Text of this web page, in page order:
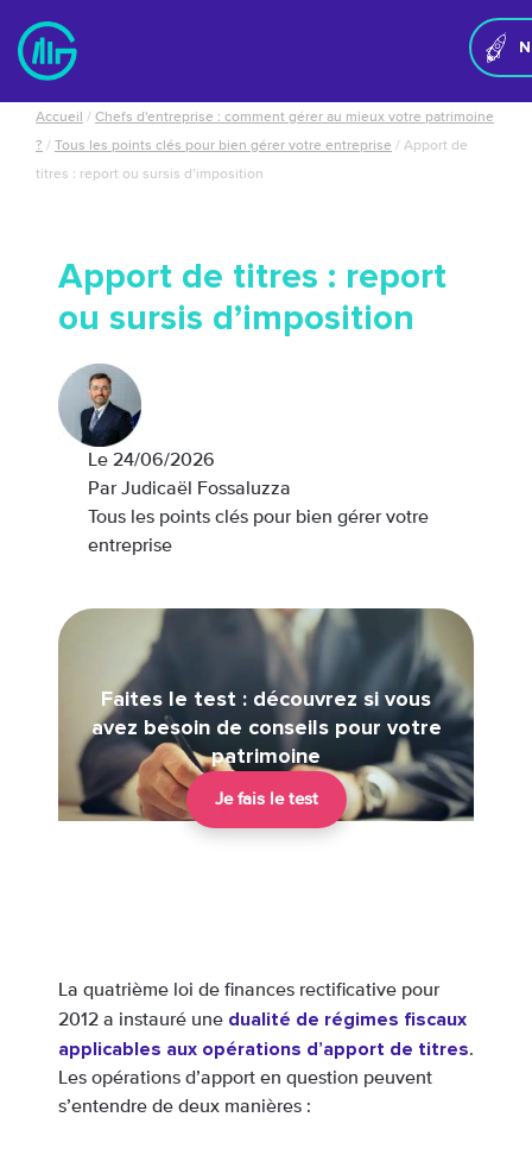
Accueil / Chefs d'entreprise : comment gérer au mieux votre patrimoine
? / Tous les points clés pour bien gérer votre entreprise / Apport de
titres : report ou sursis d’imposition
Apport de titres : report
ou sursis d’imposition
Le 24/06/2026
Par Judicaël Fossaluzza
Tous les points clés pour bien gérer votre
entreprise
Faites le test : découvrez si vous
avez besoin de conseils pour votre
patrimoine
Je fais le test
La quatrième loi de finances rectificative pour
2012 a instauré une dualité de régimes fiscaux
applicables aux opérations d’apport de titres.
Les opérations d’apport en question peuvent
s’entendre de deux manières :